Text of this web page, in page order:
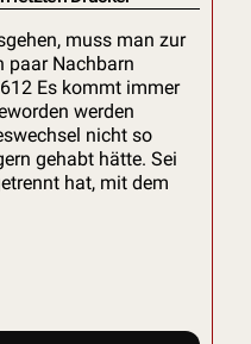
muss man zur
paar Nachbarn
Es kommt immer
werden
nicht so
gehabt hätte. Sei
hat, mit dem